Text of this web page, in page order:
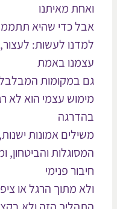
מאיתנו
כדי שהיא תתממש,
לעשות: לעצור,
באמת
במקומות המבלבלים,
עצמי הוא לא רגע
אמונות ישנות,
והביטחון,
פנימי
מתוך הרגל או ציפייה